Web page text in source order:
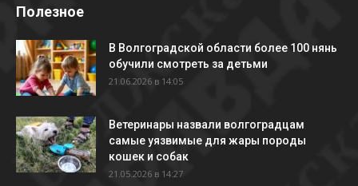
Полезное
В Волгоградской области более 100 нянь
обучили смотреть за детьми
21.06.2026 в 14:05
Ветеринары назвали волгоградцам
самые уязвимые для жары породы
кошек и собак
21.05.2026 в 14:27